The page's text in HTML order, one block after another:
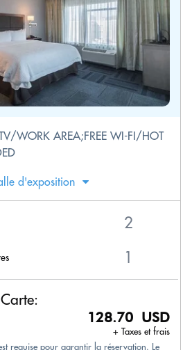
WORK AREA;FREE WI-FI/HOT
d'exposition
128.70 USD
+ Taxes et frais
requise pour garantir la réservation. Le